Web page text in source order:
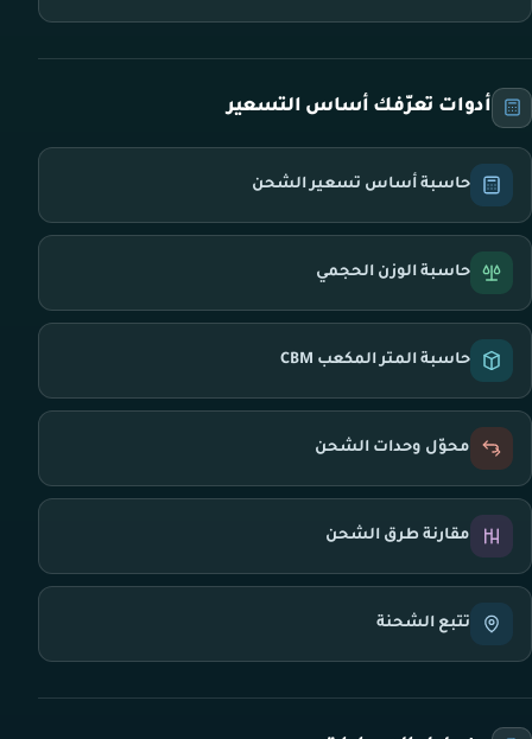
أدوات تعرّفك أساس التسعير
حاسبة أساس تسعير الشحن
حاسبة الوزن الحجمي
حاسبة المتر المكعب CBM
محوّل وحدات الشحن
مقارنة طرق الشحن
تتبع الشحنة